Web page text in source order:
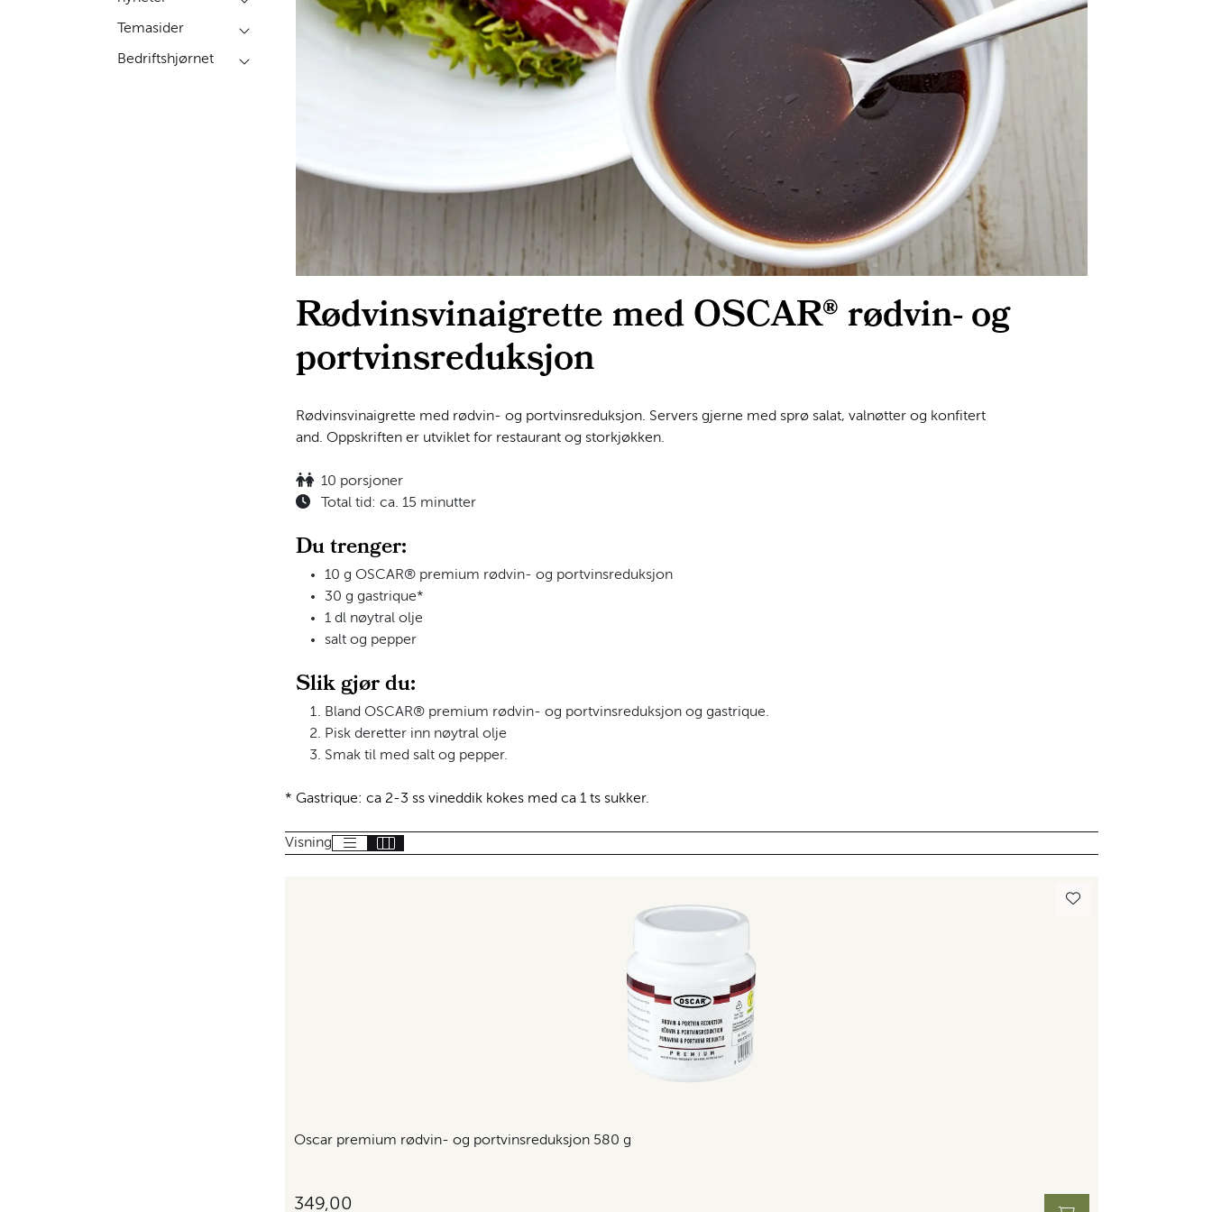
Temasider
Bedriftshjørnet
Rødvinsvinaigrette med OSCAR® rødvin- og
portvinsreduksjon
Rødvinsvinaigrette med rødvin- og portvinsreduksjon. Servers gjerne med sprø salat, valnøtter og konfitert
and. Oppskriften er utviklet for restaurant og storkjøkken.
10 porsjoner
Total tid: ca. 15 minutter
Du trenger:
10 g OSCAR® premium rødvin- og portvinsreduksjon
30 g gastrique*
1 dl nøytral olje
salt og pepper
Slik gjør du:
Bland OSCAR® premium rødvin- og portvinsreduksjon og gastrique.
Pisk deretter inn nøytral olje
Smak til med salt og pepper.
* Gastrique: ca 2-3 ss vineddik kokes med ca 1 ts sukker.
Visning
Oscar premium rødvin- og portvinsreduksjon 580 g
349,00